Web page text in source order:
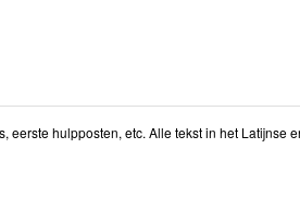
hulpposten, etc. Alle tekst in het Latijnse